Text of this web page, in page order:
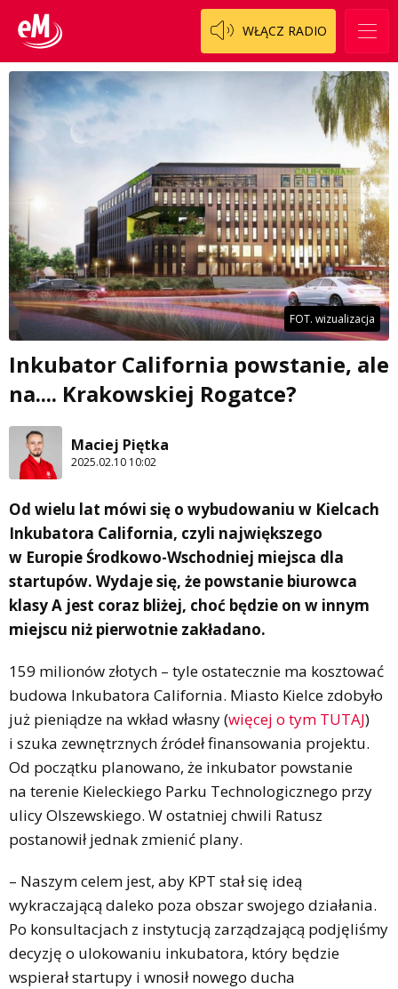
WŁĄCZ RADIO
FOT. wizualizacja
Inkubator California powstanie, ale
na.... Krakowskiej Rogatce?
Maciej Piętka
2025.02.10 10:02
Od wielu lat mówi się o wybudowaniu w Kielcach
Inkubatora California, czyli największego
w Europie Środkowo-Wschodniej miejsca dla
startupów. Wydaje się, że powstanie biurowca
klasy A jest coraz bliżej, choć będzie on w innym
miejscu niż pierwotnie zakładano.
159 milionów złotych – tyle ostatecznie ma kosztować
budowa Inkubatora California. Miasto Kielce zdobyło
już pieniądze na wkład własny (więcej o tym TUTAJ)
i szuka zewnętrznych źródeł finansowania projektu.
Od początku planowano, że inkubator powstanie
na terenie Kieleckiego Parku Technologicznego przy
ulicy Olszewskiego. W ostatniej chwili Ratusz
postanowił jednak zmienić plany.
– Naszym celem jest, aby KPT stał się ideą
wykraczającą daleko poza obszar swojego działania.
Po konsultacjach z instytucją zarządzającą podjęliśmy
decyzję o ulokowaniu inkubatora, który będzie
wspierał startupy i wnosił nowego ducha